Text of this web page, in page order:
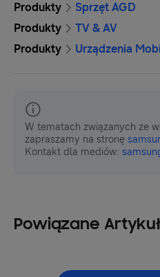
Produkty
Sprzęt AGD
Produkty
TV & AV
Produkty
Urządzenia
W tematach związanych ze
zapraszamy na stronę
Kontakt dla mediów:
Powiązane